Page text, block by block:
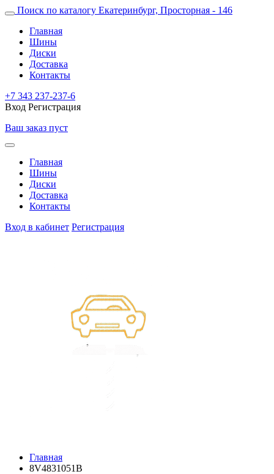
Поиск по каталогу Екатеринбург, Просторная - 146
Главная
Шины
Диски
Доставка
Контакты
+7 343 237-237-6
Вход Регистрация
Ваш заказ пуст
Главная
Шины
Диски
Доставка
Контакты
Вход в кабинет Регистрация
Главная
8V4831051B